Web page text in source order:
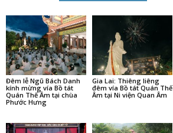
Đêm lễ Ngũ Bách Danh
kính mừng vía Bồ tát
Quán Thế Âm tại chùa
Phước Hưng
Gia Lai: Thiêng liêng
đêm vía Bồ tát Quán Thế
Âm tại Ni viện Quan Âm